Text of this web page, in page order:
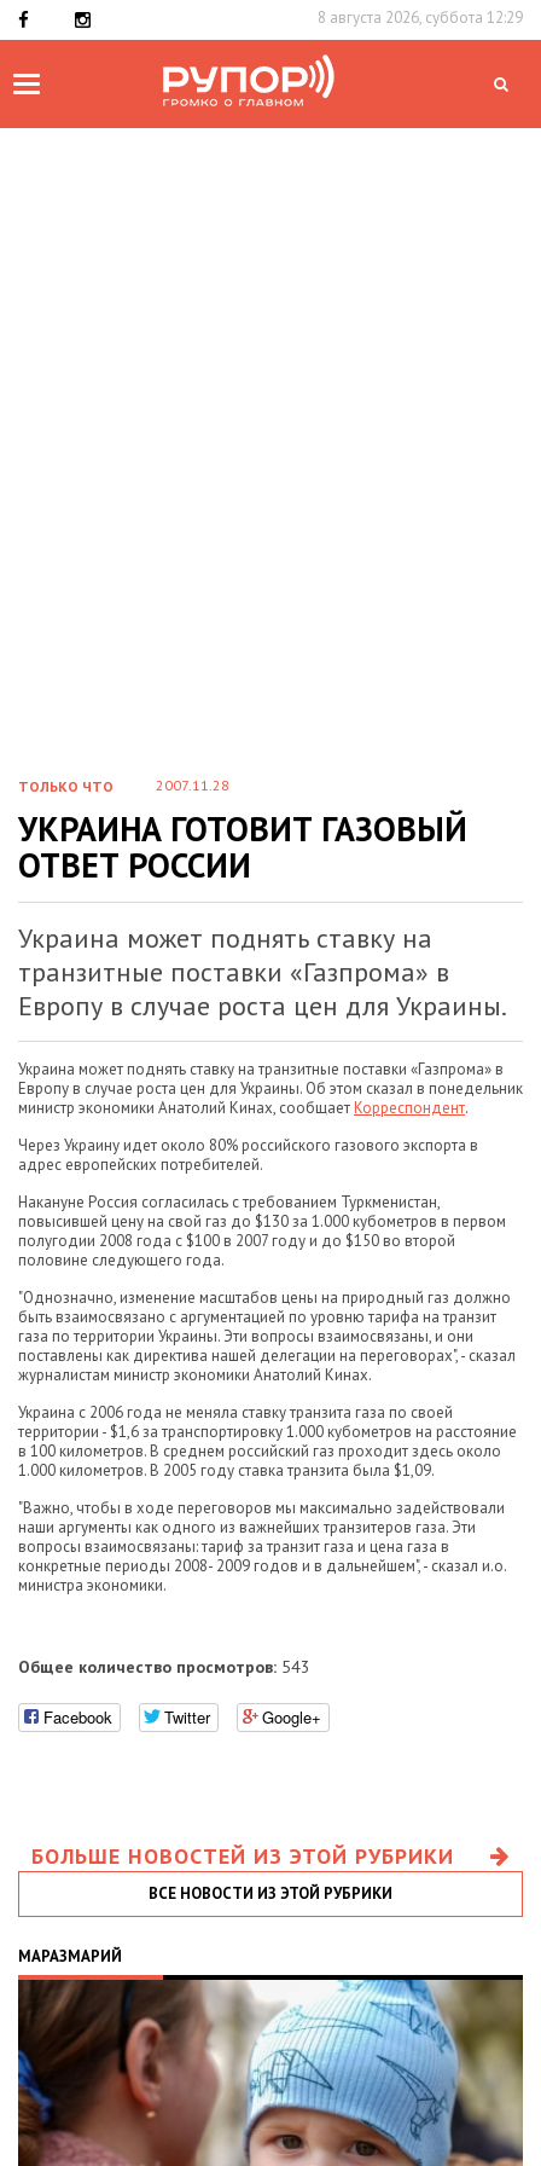
8 августа 2026, суббота 12:29
Toggle
ТОЛЬКО ЧТО 2007.11.28
УКРАИНА ГОТОВИТ ГАЗОВЫЙ
ОТВЕТ РОССИИ
Украина может поднять ставку на
транзитные поставки «Газпрома» в
Европу в случае роста цен для Украины.
Украина может поднять ставку на транзитные поставки «Газпрома» в
Европу в случае роста цен для Украины. Об этом сказал в понедельник
министр экономики Анатолий Кинах, сообщаетКорреспондент.
Через Украину идет около 80% российского газового экспорта в
адрес европейских потребителей.
Накануне Россия согласилась с требованием Туркменистан,
повысившей цену на свой газ до $130 за 1.000 кубометров в первом
полугодии 2008 года с $100 в 2007 году и до $150 во второй
половине следующего года.
"Однозначно, изменение масштабов цены на природный газ должно
быть взаимосвязано с аргументацией по уровню тарифа на транзит
газа по территории Украины. Эти вопросы взаимосвязаны, и они
поставлены как директива нашей делегации на переговорах", - сказал
журналистам министр экономики Анатолий Кинах.
Украина с 2006 года не меняла ставку транзита газа по своей
территории - $1,6 за транспортировку 1.000 кубометров на расстояние
в 100 километров. В среднем российский газ проходит здесь около
1.000 километров. В 2005 году ставка транзита была $1,09.
"Важно, чтобы в ходе переговоров мы максимально задействовали
наши аргументы как одного из важнейших транзитеров газа. Эти
вопросы взаимосвязаны: тариф за транзит газа и цена газа в
конкретные периоды 2008- 2009 годов и в дальнейшем", - сказал и.о.
министра экономики.
Общее количество просмотров: 543
Facebook Twitter Google+
БОЛЬШЕ НОВОСТЕЙ ИЗ ЭТОЙ РУБРИКИ
ВСЕ НОВОСТИ ИЗ ЭТОЙ РУБРИКИ
МАРАЗМАРИЙ